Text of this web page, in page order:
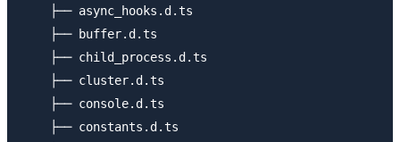
    ├── async_hooks.d.ts
    ├── buffer.d.ts
    ├── child_process.d.ts
    ├── cluster.d.ts
    ├── console.d.ts
    ├── constants.d.ts